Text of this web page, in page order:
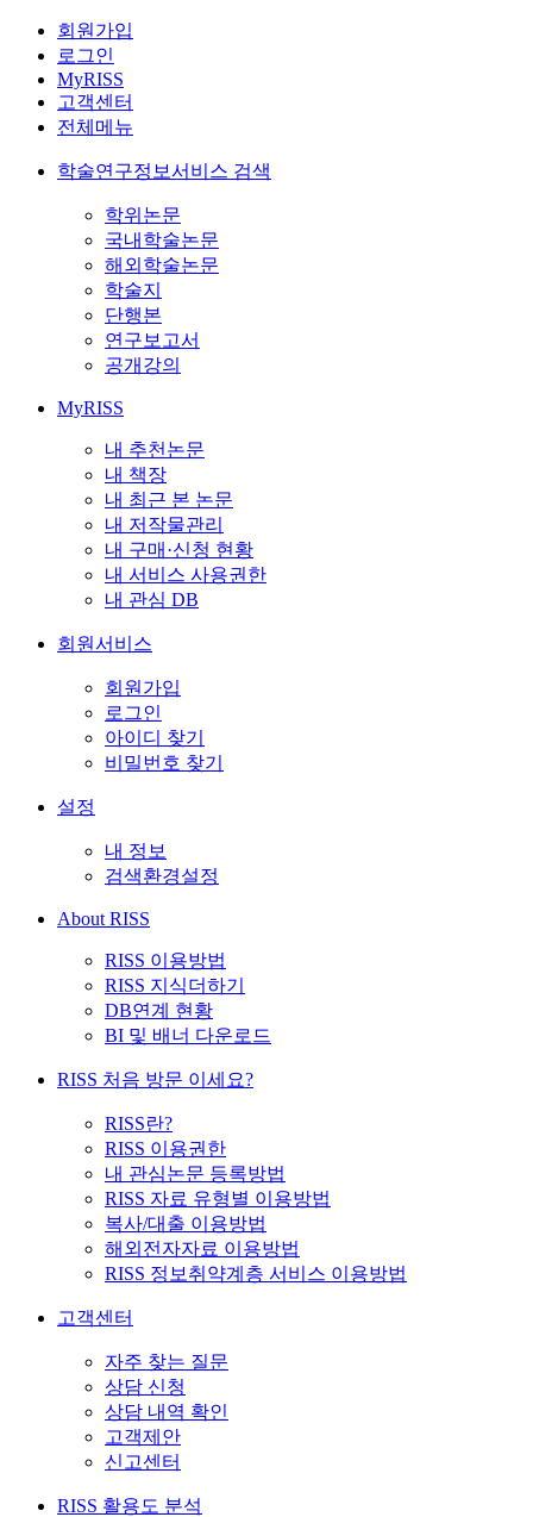
회원가입
로그인
MyRISS
고객센터
전체메뉴
학술연구정보서비스 검색
학위논문
국내학술논문
해외학술논문
학술지
단행본
연구보고서
공개강의
MyRISS
내 추천논문
내 책장
내 최근 본 논문
내 저작물관리
내 구매·신청 현황
내 서비스 사용권한
내 관심 DB
회원서비스
회원가입
로그인
아이디 찾기
비밀번호 찾기
설정
내 정보
검색환경설정
About RISS
RISS 이용방법
RISS 지식더하기
DB연계 현황
BI 및 배너 다운로드
RISS 처음 방문 이세요?
RISS란?
RISS 이용권한
내 관심논문 등록방법
RISS 자료 유형별 이용방법
복사/대출 이용방법
해외전자자료 이용방법
RISS 정보취약계층 서비스 이용방법
고객센터
자주 찾는 질문
상담 신청
상담 내역 확인
고객제안
신고센터
RISS 활용도 분석